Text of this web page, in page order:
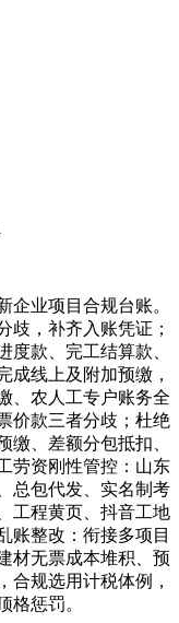
业项目合规台账。
歧，补齐入账凭证；
度款、完工结算款、
成线上及附加预缴，
、农人工专户账务全
价款三者分歧；杜绝
缴、差额分包抵扣、
劳资刚性管控：山东
总包代发、实名制考
工程黄页、抖音工地
账整改：衔接多项目
材无票成本堆积、预
合规选用计税体例，
格惩罚。